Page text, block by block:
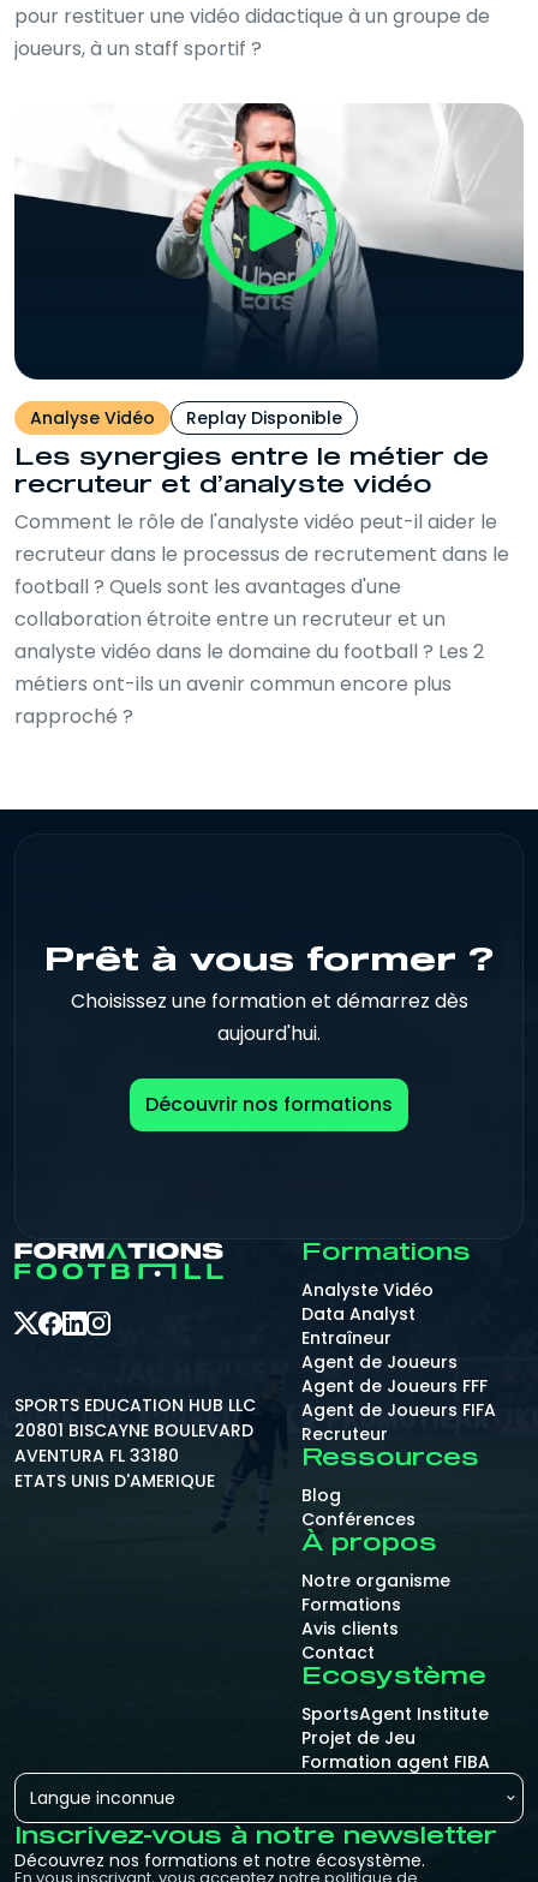
pour restituer une vidéo didactique à un groupe de
joueurs, à un staff sportif ?
Analyse Vidéo
Replay Disponible
Les synergies entre le métier de
recruteur et d’analyste vidéo
Comment le rôle de l'analyste vidéo peut-il aider le
recruteur dans le processus de recrutement dans le
football ? Quels sont les avantages d'une
collaboration étroite entre un recruteur et un
analyste vidéo dans le domaine du football ? Les 2
métiers ont-ils un avenir commun encore plus
rapproché ?
Prêt à vous former ?
Choisissez une formation et démarrez dès
aujourd'hui.
Découvrir nos formations
SPORTS EDUCATION HUB LLC
20801 BISCAYNE BOULEVARD
AVENTURA FL 33180
ETATS UNIS D'AMERIQUE
Formations
Analyste Vidéo
Data Analyst
Entraîneur
Agent de Joueurs
Agent de Joueurs FFF
Agent de Joueurs FIFA
Recruteur
Ressources
Blog
Conférences
À propos
Notre organisme
Formations
Avis clients
Contact
Ecosystème
SportsAgent Institute
Projet de Jeu
Formation agent FIBA
Langue inconnue
Inscrivez-vous à notre newsletter
Découvrez nos formations et notre écosystème.